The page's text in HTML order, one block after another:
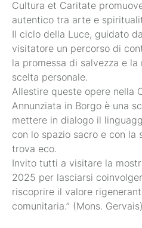
Cultura et Caritate
autentico tra arte e
Il ciclo della Luce, guidato
visitatore un percorso di
la promessa di salvezza e
scelta personale.
Allestire queste opere nella
Annunziata in Borgo è una
mettere in dialogo il
con lo spazio sacro e con la
trova eco.
Invito tutti a visitare la
2025 per lasciarsi
riscoprire il valore
comunitaria.” (Mons. Gervais)